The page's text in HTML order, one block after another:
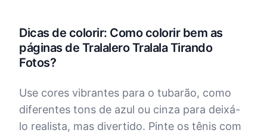
Dicas de colorir: Como colorir bem as
páginas de Tralalero Tralala Tirando
Fotos?
Use cores vibrantes para o tubarão, como
diferentes tons de azul ou cinza para deixá-
lo realista, mas divertido. Pinte os tênis com